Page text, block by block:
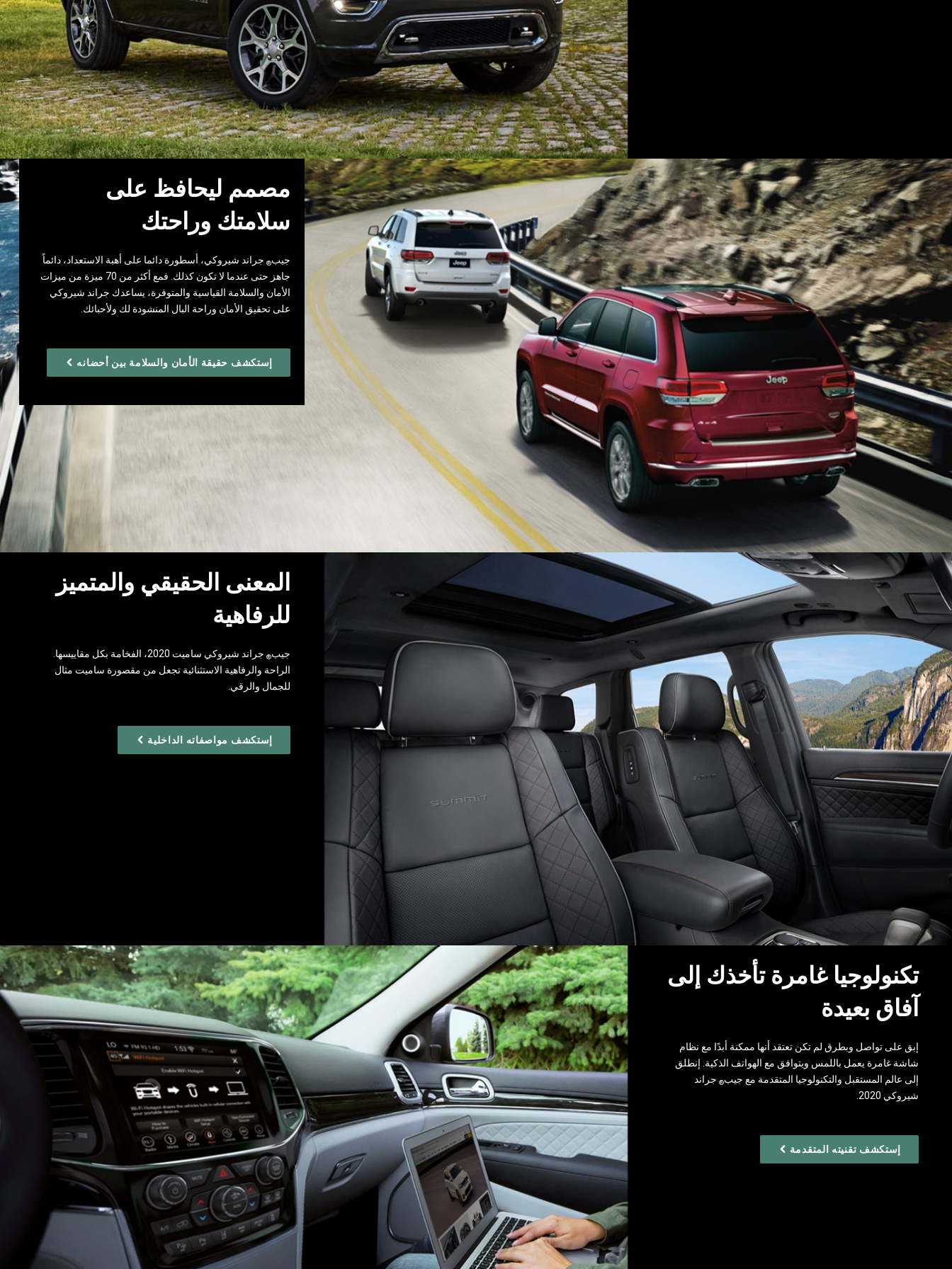
مصمم ليحافظ على
سلامتك وراحتك
جيب‎®‎ جراند شيروكي، أسطورة دائما على أهبة الاستعداد، دائماً
جاهز حتى عندما لا تكون كذلك. فمع أكثر من 70 ميزة من ميزات
الأمان والسلامة ‏القياسية والمتوفرة، ‏يساعدك جراند شيروكي
على تحقيق الأمان وراحة البال المنشودة لك ولأحبائك.
إستكشف حقيقة الأمان والسلامة بين أحضانه
المعنى الحقيقي والمتميز
للرفاهية
جيب‎®
‎ جراند شيروكي ساميت 2020، الفخامة بكل مقاييسها.
الراحة والرفاهية الاستثنائية تجعل من مقصورة ساميت مثال
للجمال والرقي.
إستكشف مواصفاته الداخلية
تكنولوجيا غامرة تأخذك إلى
آفاق بعيدة
إبق على تواصل وبطرق لم تكن تعتقد أنها ممكنة أبدًا مع نظام
شاشة غامرة يعمل باللمس ويتوافق مع الهواتف الذكية. إنطلق
إلى عالم المستقبل والتكنولوجيا المتقدمة مع جيب‎®‎ جراند
شيروكي 2020.
إستكشف تقنيته المتقدمة